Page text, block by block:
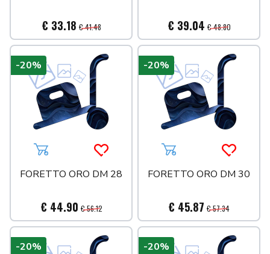
€ 33.18 € 41.48 € 39.04 € 48.80
Aggiungi al carrelloAcquista più tardi
FORETTO ORO DM 28
€ 44.90 € 56.12
-20%
Aggiungi al carrello
FORETTO ORO DM 30
€ 45.87 € 57.34
-20%
-20% -20%